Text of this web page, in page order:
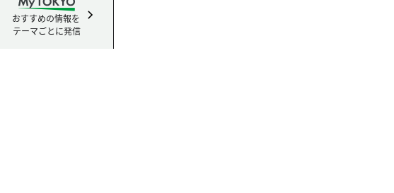
おすすめの情報を
テーマごとに発信